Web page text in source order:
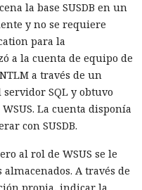
la base SUSDB en un
y no se requiere
para la
a la cuenta de equipo de
a través de un
SQL y obtuvo
La cuenta disponía
con SUSDB.
al rol de WSUS se le
A través de